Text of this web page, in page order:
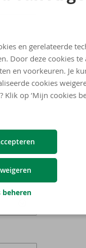
en gerelateerde
Door deze cookies te
en voorkeuren. Je
cookies
op ‘Mijn cookies
beheren